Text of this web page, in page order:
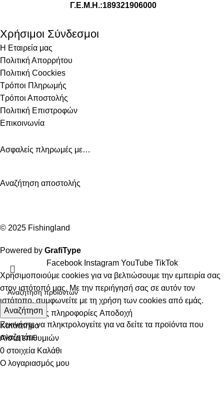
Γ.Ε.Μ.Η.:189321906000
Χρήσιμοι Σύνδεσμοι
Η Εταιρεία μας
Πολιτική Απορρήτου
Πολιτική Coockies
Τρόποι Πληρωμής
Τρόποι Αποστολής
Πολιτική Επιστροφών
Επικοινωνία
Ασφαλείς πληρωμές με…
Αναζήτηση αποστολής
© 2025 Fishingland
Powered by GrafiType
Αναζήτηση
Ξεκινήστε να πληκτρολογείτε για να δείτε τα προϊόντα που
αναζητάτε.
Facebook Instagram YouTube TikTok
Χρησιμοποιούμε cookies για να βελτιώσουμε την εμπειρία σας
στον ιστότοπό μας. Με την περιήγησή σας σε αυτόν τον
ιστότοπο, συμφωνείτε με τη χρήση των cookies από εμάς.
Περισσότερες πληροφορίες Αποδοχή
Κατάστημα
Λίστα επιθυμιών
0 στοιχεία Καλάθι
Ο λογαριασμός μου